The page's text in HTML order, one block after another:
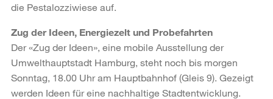
die Pestalozziwiese auf.
Zug der Ideen, Energiezelt und Probefahrten
Der «Zug der Ideen», eine mobile Ausstellung der
Umwelthauptstadt Hamburg, steht noch bis morgen
Sonntag, 18.00 Uhr am Hauptbahnhof (Gleis 9). Gezeigt
werden Ideen für eine nachhaltige Stadtentwicklung.